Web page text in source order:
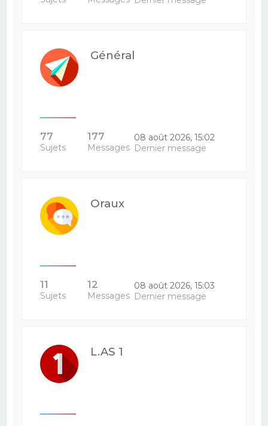
Général
77
Sujets
177
Messages
08 août 2026, 15:02
Dernier message
Oraux
11
Sujets
12
Messages
08 août 2026, 15:03
Dernier message
L.AS 1